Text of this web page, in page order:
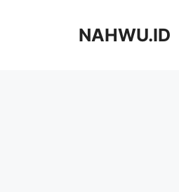
NAHWU.ID